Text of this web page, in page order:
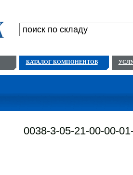
КАТАЛОГ КОМПОНЕНТОВ
0038-3-05-21-00-00-